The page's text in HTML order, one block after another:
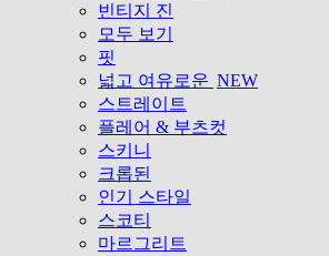
빈티지 진
모두 보기
핏
넓고 여유로운 NEW
스트레이트
플레어 & 부츠컷
스키니
크롭된
인기 스타일
스코티
마르그리트